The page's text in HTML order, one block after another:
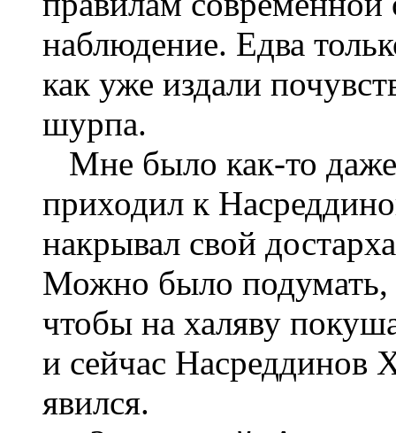
наблюдение. Едва
как уже издали
шурпа.
Мне было как-то даже
приходил к
накрывал свой
Можно было подумать,
чтобы на халяву
и сейчас Насреддинов
явился.